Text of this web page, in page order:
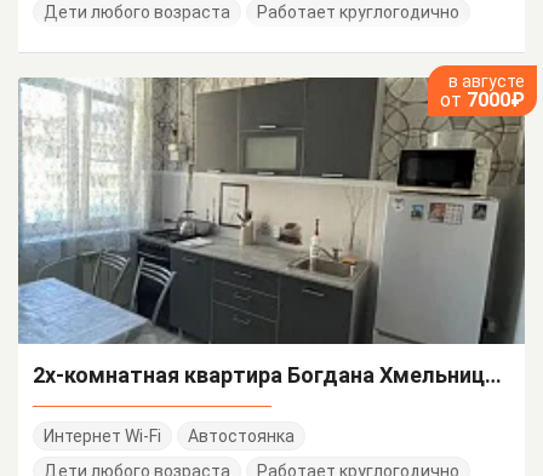
Дети любого возраста
Работает круглогодично
в августе
от 7000₽
2х-комнатная квартира Богдана Хмельницкого 48/А
Интернет Wi-Fi
Автостоянка
Дети любого возраста
Работает круглогодично